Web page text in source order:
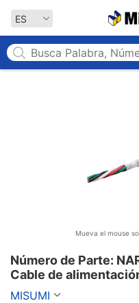
ES
Mueva el mouse
Número de Parte:
Cable de
cubierta de PVC,
MISUMI